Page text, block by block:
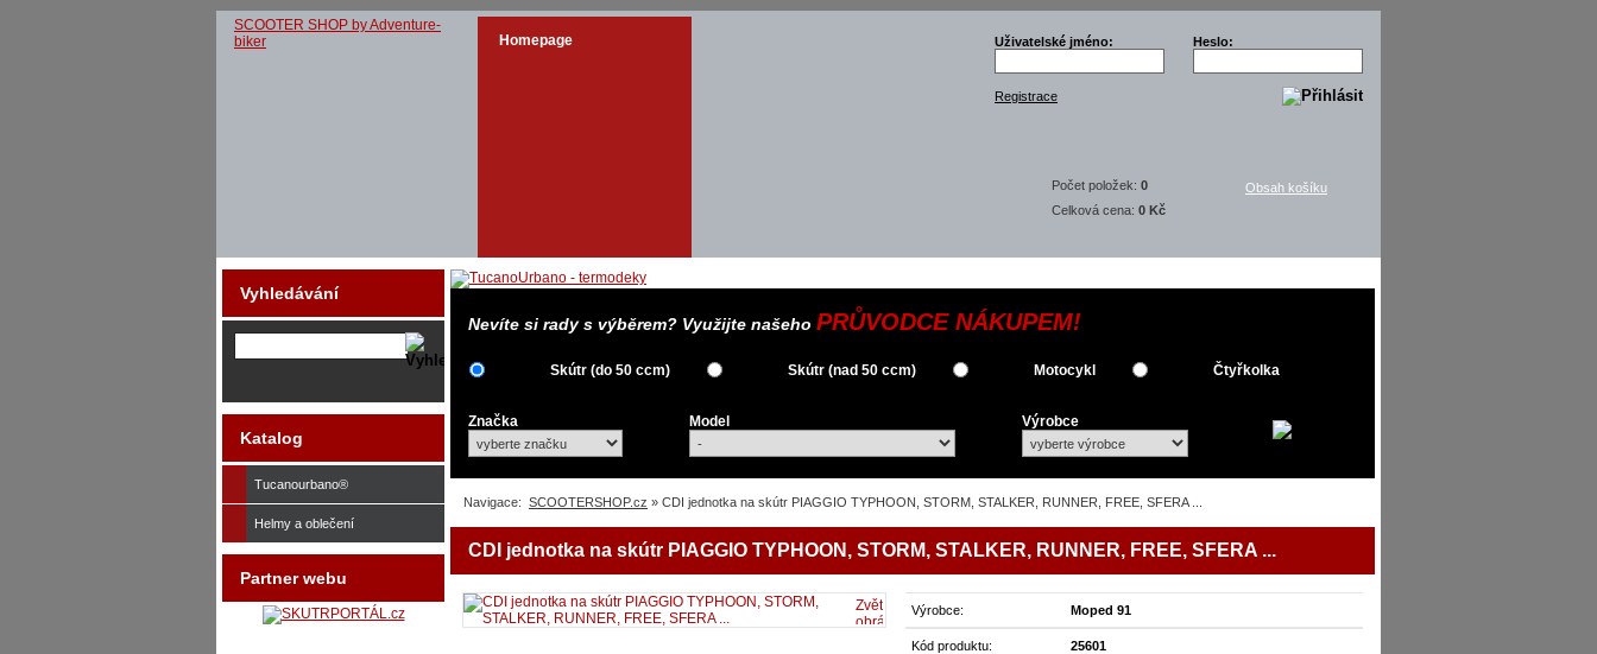
SCOOTER SHOP by Adventure-
biker
Homepage Uživatelské jméno: Heslo:
Registrace
Počet položek: 0
Celková cena: 0 Kč
Obsah košíku
Nevíte si rady s výběrem? Využijte našeho PRŮVODCE NÁKUPEM!
Skútr (do 50 ccm) Skútr (nad 50 ccm) Motocykl Čtyřkolka
Značka Model Výrobce
Navigace: SCOOTERSHOP.cz » CDI jednotka na skútr PIAGGIO TYPHOON, STORM, STALKER, RUNNER, FREE, SFERA ...
CDI jednotka na skútr PIAGGIO TYPHOON, STORM, STALKER, RUNNER, FREE, SFERA ...
Výrobce: Moped 91
Kód produktu: 25601
Zvětšit
obrázek
Vyhledávání
Katalog
Tucanourbano®
Helmy a oblečení
Partner webu